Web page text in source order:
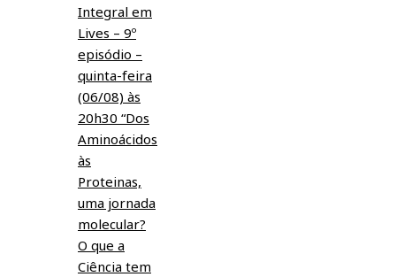
Integral em
Lives – 9º
episódio –
quinta-feira
(06/08) às
20h30 “Dos
Aminoácidos
às
Proteinas,
uma jornada
molecular?
O que a
Ciência tem